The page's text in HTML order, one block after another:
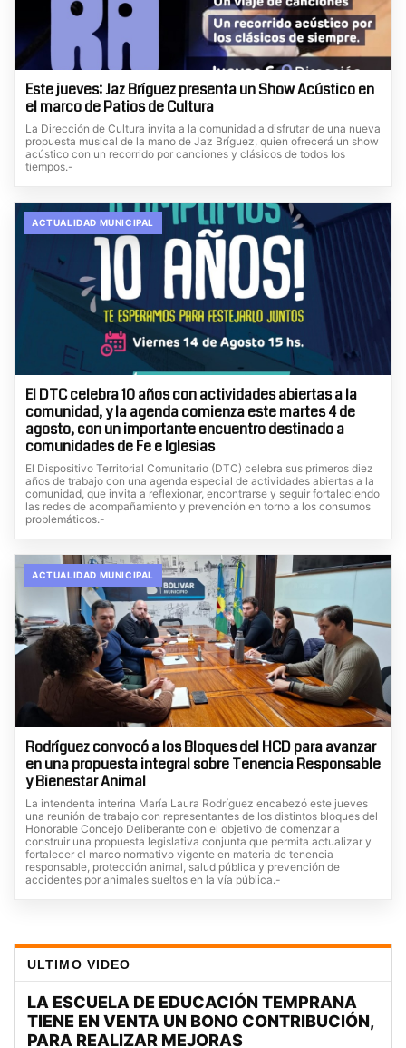
Este jueves: Jaz Bríguez presenta un Show Acústico en
el marco de Patios de Cultura
La Dirección de Cultura invita a la comunidad a disfrutar de una nueva
propuesta musical de la mano de Jaz Bríguez, quien ofrecerá un show
acústico con un recorrido por canciones y clásicos de todos los
tiempos.-
ACTUALIDAD MUNICIPAL
El DTC celebra 10 años con actividades abiertas a la
comunidad, y la agenda comienza este martes 4 de
agosto, con un importante encuentro destinado a
comunidades de Fe e Iglesias
El Dispositivo Territorial Comunitario (DTC) celebra sus primeros diez
años de trabajo con una agenda especial de actividades abiertas a la
comunidad, que invita a reflexionar, encontrarse y seguir fortaleciendo
las redes de acompañamiento y prevención en torno a los consumos
problemáticos.-
ACTUALIDAD MUNICIPAL
Rodríguez convocó a los Bloques del HCD para avanzar
en una propuesta integral sobre Tenencia Responsable
y Bienestar Animal
La intendenta interina María Laura Rodríguez encabezó este jueves
una reunión de trabajo con representantes de los distintos bloques del
Honorable Concejo Deliberante con el objetivo de comenzar a
construir una propuesta legislativa conjunta que permita actualizar y
fortalecer el marco normativo vigente en materia de tenencia
responsable, protección animal, salud pública y prevención de
accidentes por animales sueltos en la vía pública.-
ULTIMO VIDEO